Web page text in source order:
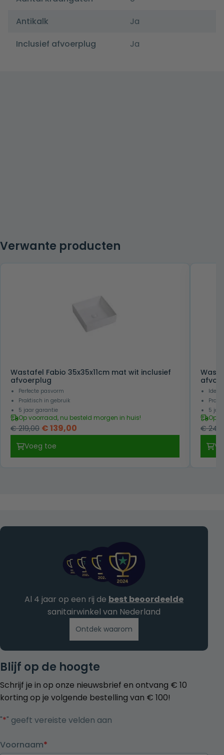
Antikalk
Ja
Inclusief afvoerplug
Ja
Verwante producten
Wastafel Fabio 35x35x11cm mat wit inclusief
afvoerplug
Perfecte pasvorm
Praktisch in gebruik
5 jaar garantie
Op voorraad, nu besteld morgen in huis!
€219,00 Oorspronkelijke
was:
€ 219,00.
€139,00
€ 139,00.
Voeg toe
5
Op
€
Blijf op de hoogte
Schrijf je in op onze nieuwsbrief en ontvang € 10
korting op je volgende bestelling van € 100!
"*" geeft vereiste velden aan
Voornaam*
Al 4 jaar op een rij de best beoordeelde
sanitairwinkel van Nederland
Ontdek waarom